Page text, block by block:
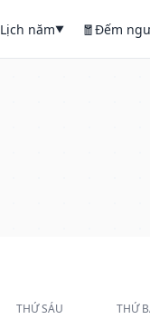
Lịch năm▼ 🧧Đếm
THỨ SÁU THỨ